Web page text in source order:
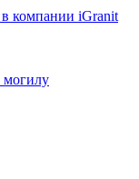
компании iGranit
могилу